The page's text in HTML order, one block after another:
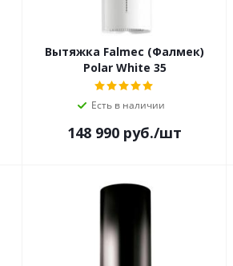
Вытяжка Falmec (Фалмек)
Polar White 35
Есть в наличии
148 990 руб./шт